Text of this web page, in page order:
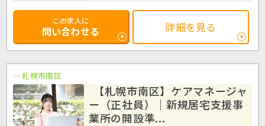
この求人に
問い合わせる 詳細を見る
札幌市南区
【札幌市南区】ケアマネージャ
ー（正社員）｜新規居宅支援事
業所の開設準...